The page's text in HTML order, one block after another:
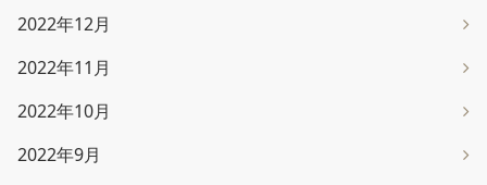
2022年12月
2022年11月
2022年10月
2022年9月